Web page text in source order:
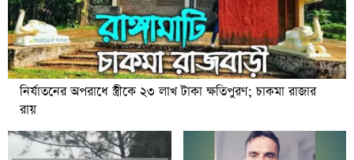
নির্যাতনের অপরাধে স্ত্রীকে ২৩ লাখ টাকা ক্ষতিপুরণ; চাকমা রাজার
রায়